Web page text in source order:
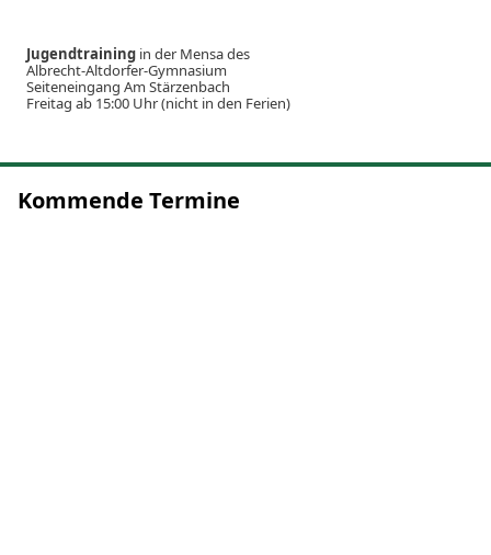
Jugendtraining in der Mensa des
Albrecht-Altdorfer-Gymnasium
Seiteneingang Am Stärzenbach
Freitag ab 15:00 Uhr (nicht in den Ferien)
Kommende Termine